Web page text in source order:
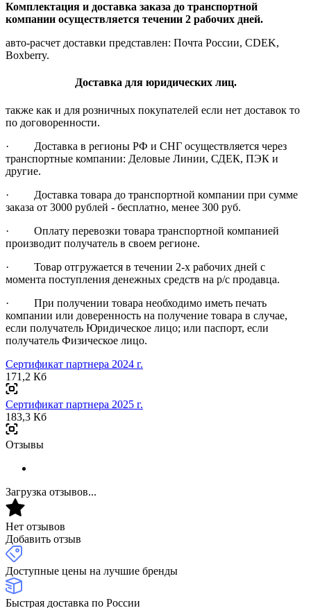
Комплектация и доставка заказа до транспортной
компании осуществляется течении 2 рабочих дней.
авто-расчет доставки представлен: Почта России, CDEK,
Boxberry.
Доставка для юридических лиц.
также как и для розничных покупателей если нет доставок то
по договоренности.
· Доставка в регионы РФ и СНГ осуществляется через
транспортные компании: Деловые Линии, СДЕК, ПЭК и
другие.
· Доставка товара до транспортной компании при сумме
заказа от 3000 рублей - бесплатно, менее 300 руб.
· Оплату перевозки товара транспортной компанией
производит получатель в своем регионе.
· Товар отгружается в течении 2-х рабочих дней с
момента поступления денежных средств на р/с продавца.
· При получении товара необходимо иметь печать
компании или доверенность на получение товара в случае,
если получатель Юридическое лицо; или паспорт, если
получатель Физическое лицо.
Сертификат партнера 2024 г.
171,2 Кб
Сертификат партнера 2025 г.
183,3 Кб
Отзывы
Загрузка отзывов...
Нет отзывов
Добавить отзыв
Доступные цены на лучшие бренды
Быстрая доставка по России